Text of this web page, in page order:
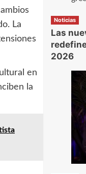
La
en
la
Noticias
Las
2026